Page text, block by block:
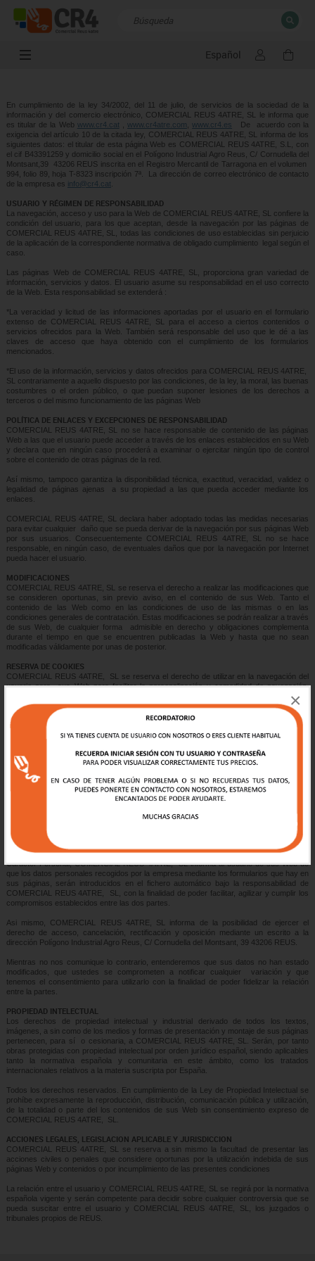
×
Español
Resultados de la búsqueda CERRAR
En cumplimiento de la ley 34/2002, del 11 de julio, de servicios de la sociedad de la
información y del comercio electrónico, COMERCIAL REUS 4ATRE, SL le informa que
es titular de la Web www.cr4.cat www.cr4atre.com ,www.cr4.es De acuerdo con la
exigencia del artículo 10 de la citada ley, COMERCIAL REUS 4ATRE, SL informa de los
siguientes datos: el titular de esta página Web es COMERCIAL REUS 4ATRE, S.L, con
el cif B43391259 y domicilio social en el Polígono Industrial Agro Reus, C/ Cornudella del
Montsant,39 43206 REUS inscrita en el Registro Mercantil de Tarragona en el volumen
994, folio 89, hoja T-8323 inscripción 7ª. La dirección de correo electrónico de contacto
de la empresa es info@cr4.cat
USUARIO Y RÉGIMEN DE RESPONSABILIDAD
La navegación, acceso y uso para la Web de COMERCIAL REUS 4ATRE, SL confiere la
condición del usuario, para los que aceptan, desde la navegación por las páginas de
COMERCIAL REUS 4ATRE, SL, todas las condiciones de uso establecidas sin perjuicio
de la aplicación de la correspondiente normativa de obligado cumplimiento legal según el
caso.
Las páginas Web de COMERCIAL REUS 4ATRE, SL, proporciona gran variedad de
información, servicios y datos. El usuario asume su responsabilidad en el uso correcto
de la Web. Esta responsabilidad se extenderá :
*La veracidad y licitud de las informaciones aportadas por el usuario en el formulario
extenso de COMERCIAL REUS 4ATRE, SL para el acceso a ciertos contenidos o
servicios ofrecidos para la Web. También será responsable del uso que le dé a las
claves de acceso que haya obtenido con el cumplimiento de los formularios
mencionados.
*El uso de la información, servicios y datos ofrecidos para COMERCIAL REUS 4ATRE,
SL contrariamente a aquello dispuesto por las condiciones, de la ley, la moral, las buenas
costumbres o el orden público, o que puedan suponer lesiones de los derechos a
terceros o del mismo funcionamiento de las páginas Web
POLÍTICA DE ENLACES Y EXCEPCIONES DE RESPONSABILIDAD
COMERCIAL REUS 4ATRE, SL no se hace responsable de contenido de las páginas
Web a las que el usuario puede acceder a través de los enlaces establecidos en su Web
y declara que en ningún caso procederá a examinar o ejercitar ningún tipo de control
sobre el contenido de otras páginas de la red.
Así mismo, tampoco garantiza la disponibilidad técnica, exactitud, veracidad, validez o
legalidad de páginas ajenas a su propiedad a las que pueda acceder mediante los
enlaces.
COMERCIAL REUS 4ATRE, SL declara haber adoptado todas las medidas necesarias
para evitar cualquier daño que se pueda derivar de la navegación por sus páginas Web
por sus usuarios. Consecuentemente COMERCIAL REUS 4ATRE, SL no se hace
responsable, en ningún caso, de eventuales daños que por la navegación por Internet
pueda hacer el usuario.
MODIFICACIONES
COMERCIAL REUS 4ATRE, SL se reserva el derecho a realizar las modificaciones que
se consideren oportunas, sin previo aviso, en el contenido de sus Web. Tanto el
contenido de las Web como en las condiciones de uso de las mismas o en las
condiciones generales de contratación. Estas modificaciones se podrán realizar a través
de sus Web, de cualquier forma admisible en derecho y obligaciones complementa
durante el tiempo en que se encuentren publicadas la Web y hasta que no sean
modificadas válidamente por unas de posterior.
RESERVA DE COOKIES
COMERCIAL REUS 4ATRE, SL se reserva el derecho de utilizar en la navegación del
usuario para sus Web para facilitar la personalización y comodidad de navegación.
Según la política de protección de datos de la empresa, COMERCIAL REUS 4ATRE, SL
informa que los cookies se asocian al usuario anónimo y al ordenador, y no proporciona
por si el nombre y apellidos del usuario.
El usuario tiene la posibilidad de configurar su navegador de forma que se informe de la
su disco duro. No obstante, para acceder a las Web de COMERCIAL REUS 4ATRE,
SL no será preceptiva la instalación de cookies.
SERVICIOS DE CONTACTACION POR INTERNET
Ciertos contenidos de las Web de COMERCIAL REUS 4ATRE, SL contienen la
obligatoria de las condiciones generales de contrato establecido a efectos de
PROTECCION DE DATOS
De acuerdo con lo que establece la Ley Orgánica 15/1999 de Protección de Datos de
Carácter Personal, COMERCIAL REUS 4ATRE, SL informa al usuario de sus Web de
que los datos personales recogidos por la empresa mediante los formularios que hay en
sus páginas, serán introducidos en el fichero automático bajo la responsabilidad de
COMERCIAL REUS 4ATRE, SL, con la finalidad de poder facilitar, agilizar y cumplir los
compromisos establecidos entre las dos partes.
Asi mismo, COMERCIAL REUS 4ATRE, SL informa de la posibilidad de ejercer el
derecho de acceso, cancelación, rectificación y oposición mediante un escrito a la
dirección Polígono Industrial Agro Reus, C/ Cornudella del Montsant, 39 43206 REUS.
Mientras no nos comunique lo contrario, entenderemos que sus datos no han estado
modificados, que ustedes se comprometen a notificar cualquier variación y que
tenemos el consentimiento para utilizarlo con la finalidad de poder fidelizar la relación
entre la partes.
PROPIEDAD INTELECTUAL
Los derechos de propiedad intelectual y industrial derivado de todos los textos,
imágenes, a sin como de los medios y formas de presentación y montaje de sus páginas
pertenecen, para sí o cesionaria, a COMERCIAL REUS 4ATRE, SL. Serán, por tanto
obras protegidas con propiedad intelectual por orden jurídico español, siendo aplicables
tanto la normativa española y comunitaria en este ámbito, como los tratados
internacionales relativos a la materia suscripta por España.
Todos los derechos reservados. En cumplimiento de la Ley de Propiedad Intelectual se
prohíbe expresamente la reproducción, distribución, comunicación pública y utilización,
de la totalidad o parte del los contenidos de sus Web sin consentimiento expreso de
COMERCIAL REUS 4ATRE, SL.
ACCIONES LEGALES, LEGISLACION APLICABLE Y JURISDICCION
COMERCIAL REUS 4ATRE, SL se reserva a sin mismo la facultad de presentar las
acciones civiles o penales que considere oportunas por la utilización indebida de sus
páginas Web y contenidos o por incumplimiento de las presentes condiciones
La relación entre el usuario y COMERCIAL REUS 4ATRE, SL se regirá por la normativa
española vigente y serán competente para decidir sobre cualquier controversia que se
pueda suscitar entre el usuario y COMERCIAL REUS 4ATRE, SL, los juzgados o
tribunales propios de REUS.